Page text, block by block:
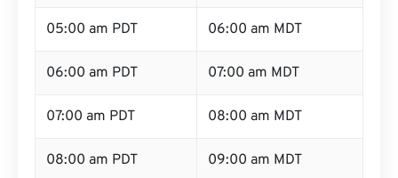
05:00 am PDT 06:00 am MDT
06:00 am PDT 07:00 am MDT
07:00 am PDT 08:00 am MDT
08:00 am PDT 09:00 am MDT